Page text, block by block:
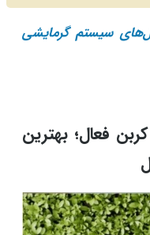
سیستم گرمایشی
فعال؛ بهترین